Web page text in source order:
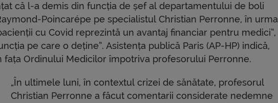
că l-a demis din funcția de șef al departamentului de boli
Poincarépe pe specialistul Christian Perronne, în urma
cu Covid reprezintă un avantaj financiar pentru medici”,
pe care o deține”. Asistența publică Paris (AP-HP) indică,
fața Ordinului Medicilor împotriva profesorului Perronne.
„În ultimele luni, în contextul crizei de sănătate, profesorul
Christian Perronne a făcut comentarii considerate nedemne